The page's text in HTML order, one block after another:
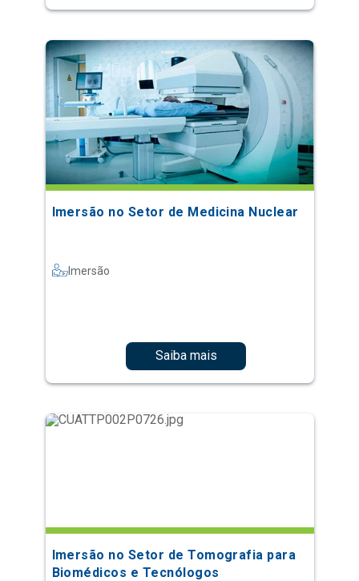
Imersão no Setor de Medicina Nuclear
Imersão
Saiba mais
Imersão no Setor de Tomografia para
Biomédicos e Tecnólogos